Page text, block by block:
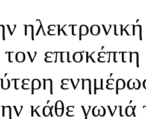
ηλεκτρονική
κάθε